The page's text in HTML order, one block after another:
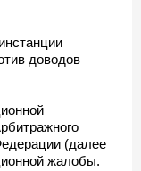
доводов
(далее
жалобы.